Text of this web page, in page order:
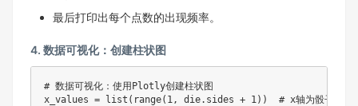
最后打印出每个点数的出现频率。
4. 数据可视化：创建柱状图
# 数据可视化：使用Plotly创建柱状图
x_values = list(range(1, die.sides + 1))  # x轴为骰子的各